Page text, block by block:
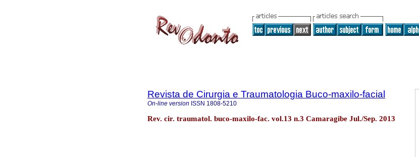
Revista de Cirurgia e Traumatologia Buco-maxilo-facial
On-line version ISSN 1808-5210
Rev. cir. traumatol. buco-maxilo-fac. vol.13 n.3 Camaragibe Jul./Sep. 2013